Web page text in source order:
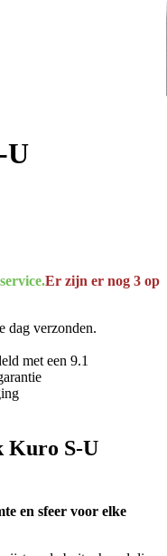
U
Er zijn er nog 3 op
dag verzonden.
met een 9.1
Kuro S-U
en sfeer voor elke